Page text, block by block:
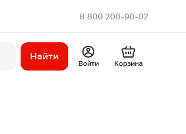
8 800 200-90-02
Найти
Войти Корзина